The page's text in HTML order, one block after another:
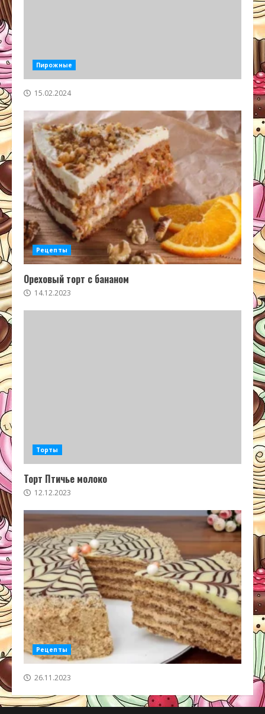
Пирожные
15.02.2024
Рецепты
Ореховый торт с бананом
14.12.2023
Торты
Торт Птичье молоко
12.12.2023
Рецепты
26.11.2023